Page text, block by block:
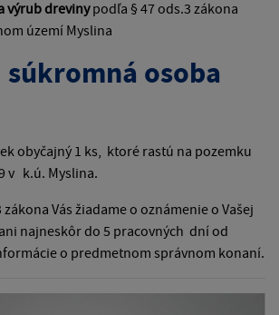
výrub drevinypodľa § 47 ods.3 zákona
území Myslina
osoba
obyčajný 1 ks, ktoré rastú na pozemku
v k.ú. Myslina.
zákona Vás žiadame o oznámenie o Vašej
najneskôr do 5 pracovných dní od
o predmetnom správnom konaní.